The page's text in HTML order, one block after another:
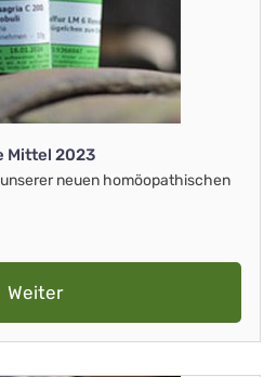
Mittel 2023
neuen homöopathischen
Weiter